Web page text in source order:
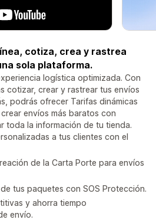
cotiza, crea y rastrea
sola plataforma.
logística optimizada. Con
cotizar, crear y rastrear tus envíos
podrás ofrecer Tarifas dinámicas
envíos más baratos con
toda la información de tu tienda.
a tus clientes con el
de la Carta Porte para envíos
tus paquetes con SOS Protección.
y ahorra tiempo
envío.